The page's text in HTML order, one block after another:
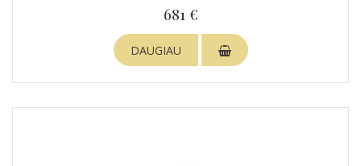
681 €
DAUGIAU